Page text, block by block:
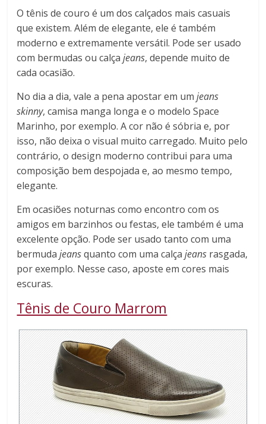
O tênis de couro é um dos calçados mais casuais
que existem. Além de elegante, ele é também
moderno e extremamente versátil. Pode ser usado
com bermudas ou calçajeans, depende muito de
cada ocasião.
No dia a dia, vale a pena apostar em umjeans
skinny, camisa manga longa e o modelo Space
Marinho, por exemplo. A cor não é sóbria e, por
isso, não deixa o visual muito carregado. Muito pelo
contrário, o design moderno contribui para uma
composição bem despojada e, ao mesmo tempo,
elegante.
Em ocasiões noturnas como encontro com os
amigos em barzinhos ou festas, ele também é uma
excelente opção. Pode ser usado tanto com uma
bermudajeansquanto com uma calçajeans rasgada,
por exemplo. Nesse caso, aposte em cores mais
escuras.
Tênis de Couro Marrom